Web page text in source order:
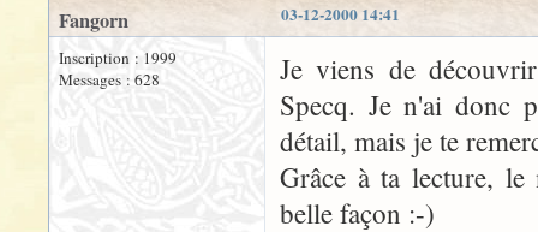
03-12-2000 14:41
Fangorn
Inscription : 1999
Messages : 628
Je viens de
Specq. Je n'ai donc
détail, mais je te
Grâce à ta lecture,
belle façon :-)